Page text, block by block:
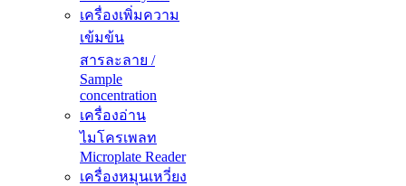
เครื่องเพิ่มความ
เข้มข้น
สารละลาย /
Sample
concentration
เครื่องอ่าน
ไมโครเพลท
Microplate Reader
เครื่องหมุนเหวี่ยง